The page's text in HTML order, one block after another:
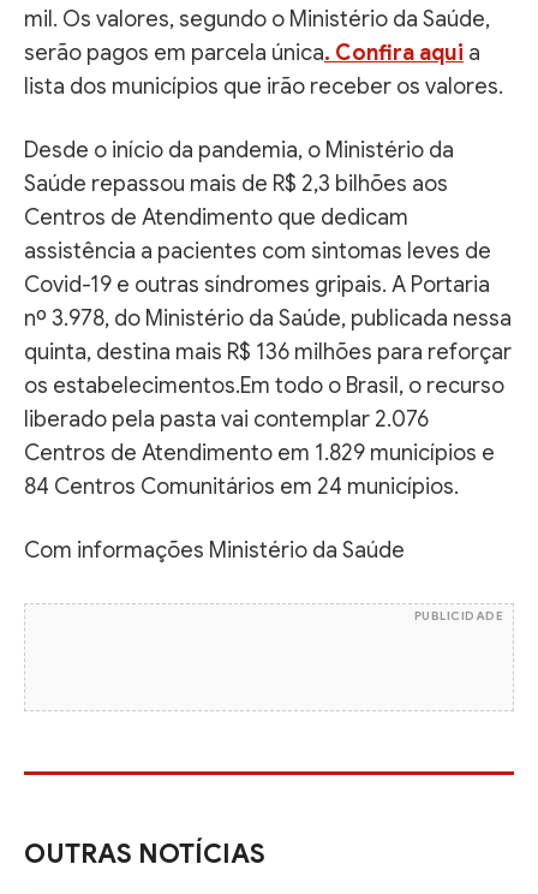
mil. Os valores, segundo o Ministério da Saúde,
serão pagos em parcela única. Confira aqui a
lista dos municípios que irão receber os valores.
Desde o início da pandemia, o Ministério da
Saúde repassou mais de R$ 2,3 bilhões aos
Centros de Atendimento que dedicam
assistência a pacientes com sintomas leves de
Covid-19 e outras síndromes gripais. A Portaria
nº 3.978, do Ministério da Saúde, publicada nessa
quinta, destina mais R$ 136 milhões para reforçar
os estabelecimentos.Em todo o Brasil, o recurso
liberado pela pasta vai contemplar 2.076
Centros de Atendimento em 1.829 municípios e
84 Centros Comunitários em 24 municípios.
Com informações Ministério da Saúde
PUBLICIDADE
OUTRAS NOTÍCIAS